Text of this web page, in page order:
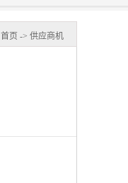
首页 -> 供应商机